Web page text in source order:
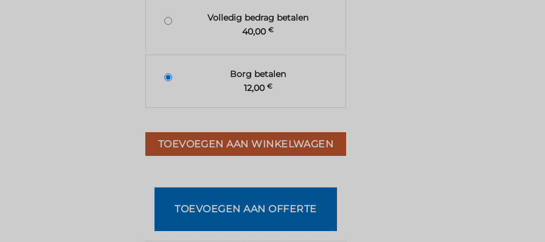
Volledig bedrag betalen
40,00 €
Borg betalen
12,00 €
TOEVOEGEN AAN WINKELWAGEN
TOEVOEGEN AAN OFFERTE